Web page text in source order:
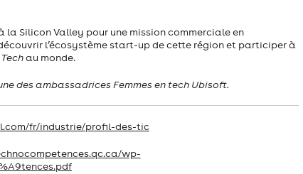
Silicon Valley pour une mission commerciale en
l’écosystème start-up de cette région et participer à
au monde.
des ambassadrices Femmes en tech Ubisoft.
fr/industrie/profil-des-tic
wp-